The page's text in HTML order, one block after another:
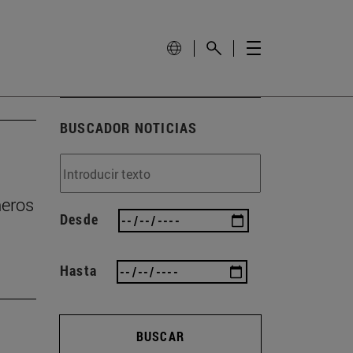
BUSCADOR NOTICIAS
Desde
Hasta
BUSCAR